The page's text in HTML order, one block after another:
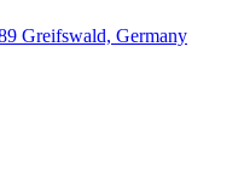
Greifswald, Germany